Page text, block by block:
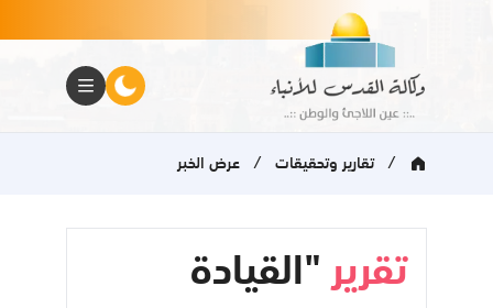
/ تقارير وتحقيقات / عرض الخبر
تقرير "القيادة